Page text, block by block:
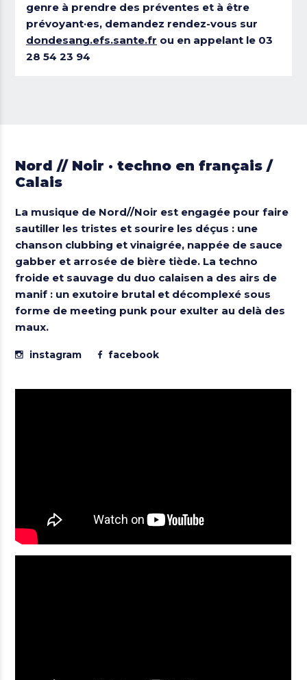
genre à prendre des préventes et à être
prévoyant·es, demandez rendez-vous sur
dondesang.efs.sante.fr ou en appelant le 03
28 54 23 94
Nord // Noir · techno en français /
Calais
La musique de Nord//Noir est engagée pour faire
sautiller les tristes et sourire les déçus : une
chanson clubbing et vinaigrée, nappée de sauce
gabber et arrosée de bière tiède. La techno
froide et sauvage du duo calaisen a des airs de
manif : un exutoire brutal et décomplexé sous
forme de meeting punk pour exulter au delà des
maux.
instagram facebook